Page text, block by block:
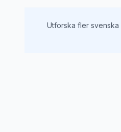
Utforska fler svenska